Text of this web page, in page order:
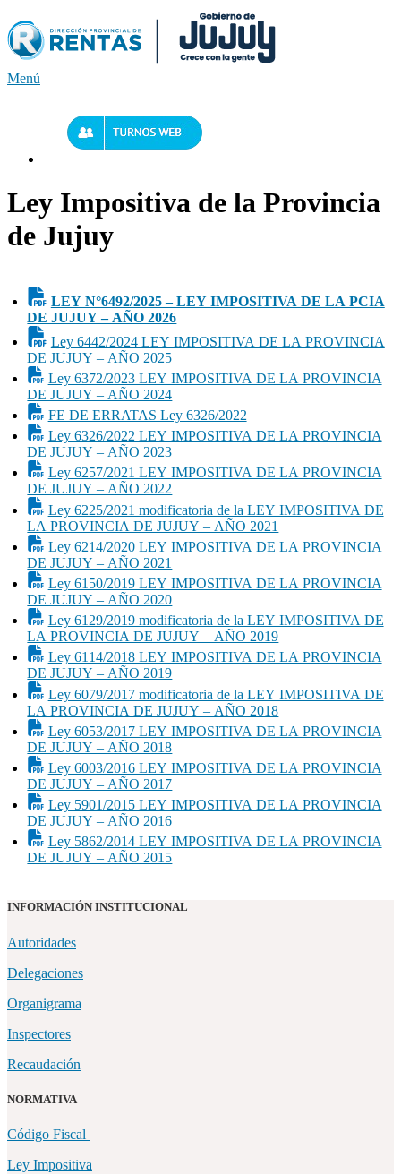
al
contenido
Menú
Ley Impositiva de la Provincia
de Jujuy
LEY N°6492/2025 – LEY IMPOSITIVA DE LA PCIA
DE JUJUY – AÑO 2026
Ley 6442/2024 LEY IMPOSITIVA DE LA PROVINCIA
DE JUJUY – AÑO 2025
Ley 6372/2023 LEY IMPOSITIVA DE LA PROVINCIA
DE JUJUY – AÑO 2024
FE DE ERRATAS Ley 6326/2022
Ley 6326/2022 LEY IMPOSITIVA DE LA PROVINCIA
DE JUJUY – AÑO 2023
Ley 6257/2021 LEY IMPOSITIVA DE LA PROVINCIA
DE JUJUY – AÑO 2022
Ley 6225/2021 modificatoria de la LEY IMPOSITIVA DE
LA PROVINCIA DE JUJUY – AÑO 2021
Ley 6214/2020 LEY IMPOSITIVA DE LA PROVINCIA
DE JUJUY – AÑO 2021
Ley 6150/2019 LEY IMPOSITIVA DE LA PROVINCIA
DE JUJUY – AÑO 2020
Ley 6129/2019 modificatoria de la LEY IMPOSITIVA DE
LA PROVINCIA DE JUJUY – AÑO 2019
Ley 6114/2018 LEY IMPOSITIVA DE LA PROVINCIA
DE JUJUY – AÑO 2019
Ley 6079/2017 modificatoria de la LEY IMPOSITIVA DE
LA PROVINCIA DE JUJUY – AÑO 2018
Ley 6053/2017 LEY IMPOSITIVA DE LA PROVINCIA
DE JUJUY – AÑO 2018
Ley 6003/2016 LEY IMPOSITIVA DE LA PROVINCIA
DE JUJUY – AÑO 2017
Ley 5901/2015 LEY IMPOSITIVA DE LA PROVINCIA
DE JUJUY – AÑO 2016
Ley 5862/2014 LEY IMPOSITIVA DE LA PROVINCIA
DE JUJUY – AÑO 2015
INFORMACIÓN INSTITUCIONAL
Autoridades
Delegaciones
Organigrama
Inspectores
Recaudación
NORMATIVA
Código Fiscal
Ley Impositiva